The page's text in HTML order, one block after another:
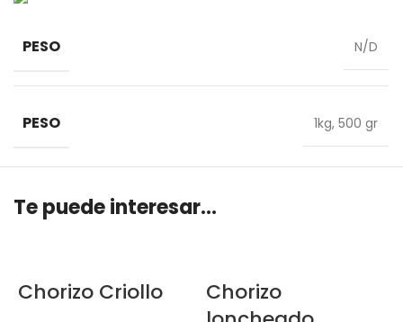
PESO N/D
PESO 1kg, 500 gr
Te puede interesar...
Chorizo Criollo
Chorizo